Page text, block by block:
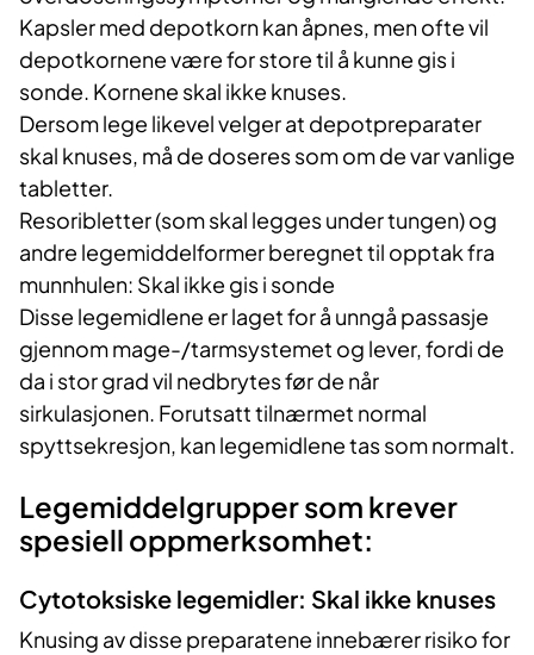
Kapsler med depotkorn kan åpnes, men ofte vil
depotkornene være for store til å kunne gis i
sonde. Kornene skal ikke knuses.
Dersom lege likevel velger at depotpreparater
skal knuses, må de doseres som om de var vanlige
tabletter.
Resoribletter (som skal legges under tungen) og
andre legemiddelformer beregnet til opptak fra
munnhulen: Skal ikke gis i sonde
Disse legemidlene er laget for å unngå passasje
gjennom mage-/tarmsystemet og lever, fordi de
da i stor grad vil nedbrytes før de når
sirkulasjonen. Forutsatt tilnærmet normal
spyttsekresjon, kan legemidlene tas som normalt.
Legemiddelgrupper som krever
spesiell oppmerksomhet:
Cytotoksiske legemidler: Skal ikke knuses
Knusing av disse preparatene innebærer risiko for